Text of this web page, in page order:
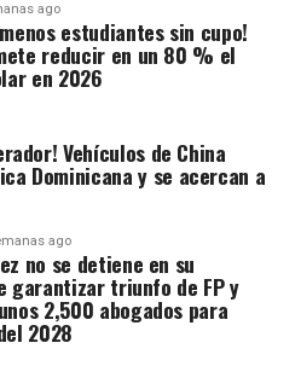
ago
estudiantes sin cupo!
reducir en un 80 % el
en 2026
Vehículos de China
Dominicana y se acercan a
ago
no se detiene en su
garantizar triunfo de FP y
2,500 abogados para
2028